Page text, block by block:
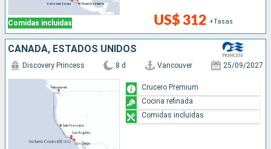
Comidas incluidas US$ 312 +Tasas
CANADÁ, ESTADOS UNIDOS
Discovery Princess 8 d Vancouver 25/09/2027
Crucero Premium
Cocina refinada
Comidas incluidas